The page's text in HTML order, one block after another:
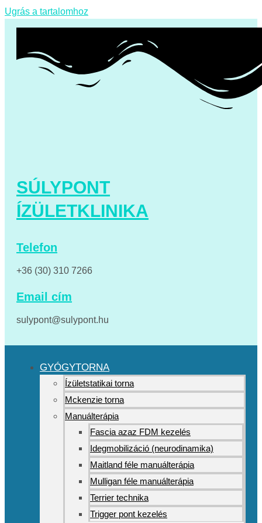
Ugrás a tartalomhoz
SÚLYPONT
ÍZÜLETKLINIKA
Telefon
+36 (30) 310 7266
Email cím
sulypont@sulypont.hu
GYÓGYTORNA
Ízületstatikai torna
Mckenzie torna
Manuálterápia
Fascia azaz FDM kezelés
Idegmobilizáció (neurodinamika)
Maitland féle manuálterápia
Mulligan féle manuálterápia
Terrier technika
Trigger pont kezelés